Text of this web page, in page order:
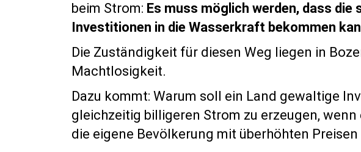
beim Strom: Es muss möglich werden, dass
Investitionen in die Wasserkraft bekommen
Die Zuständigkeit für diesen Weg liegen in
Machtlosigkeit.
Dazu kommt: Warum soll ein Land gewaltige
gleichzeitig billigeren Strom zu erzeugen,
die eigene Bevölkerung mit überhöhten